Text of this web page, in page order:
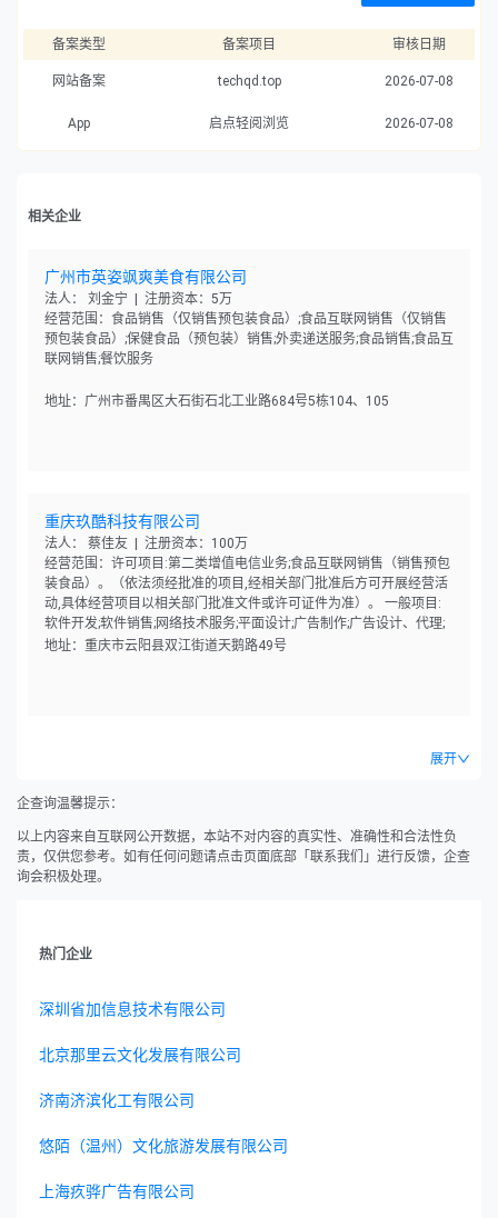
备案类型 备案项目 审核日期
网站备案 techqd.top 2026-07-08
App 启点轻阅浏览 2026-07-08
相关企业
广州市英姿飒爽美食有限公司
法人： 刘金宁 | 注册资本：5万
经营范围：食品销售（仅销售预包装食品）;食品互联网销售（仅销售
预包装食品）;保健食品（预包装）销售;外卖递送服务;食品销售;食品互
联网销售;餐饮服务
地址：广州市番禺区大石街石北工业路684号5栋104、105
重庆玖酷科技有限公司
法人： 蔡佳友 | 注册资本：100万
经营范围：许可项目:第二类增值电信业务;食品互联网销售（销售预包
装食品）。（依法须经批准的项目,经相关部门批准后方可开展经营活
动,具体经营项目以相关部门批准文件或许可证件为准）。 一般项目:
软件开发;软件销售;网络技术服务;平面设计;广告制作;广告设计、代理;
广告发布（非广播电台、电视台、报刊出版单位）;市场营销策划;图文
地址：重庆市云阳县双江街道天鹅路49号
展开
企查询温馨提示：
以上内容来自互联网公开数据，本站不对内容的真实性、准确性和合法性负
责，仅供您参考。如有任何问题请点击页面底部「联系我们」进行反馈，企查
询会积极处理。
热门企业
深圳省加信息技术有限公司
北京那里云文化发展有限公司
济南济滨化工有限公司
悠陌（温州）文化旅游发展有限公司
上海疚骅广告有限公司